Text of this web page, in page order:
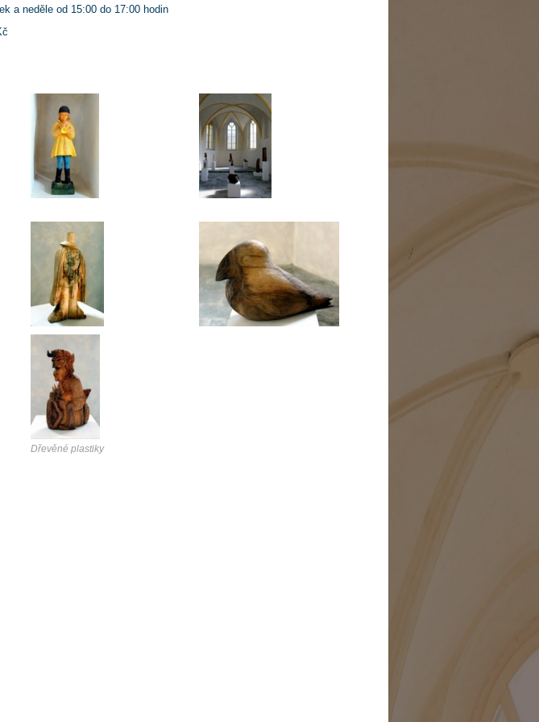
a neděle od 15:00 do 17:00 hodin
Dřevěné plastiky